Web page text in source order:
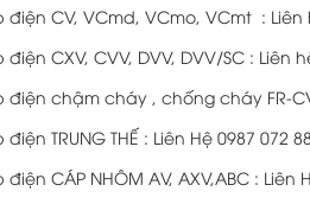
CV, VCmd, VCmo, VCmt : Liên
CXV, CVV, DVV, DVV/SC : Liên
chậm cháy , chống cháy FR-
TRUNG THẾ : Liên Hệ 0987 072
CÁP NHÔM AV, AXV,ABC : Liên